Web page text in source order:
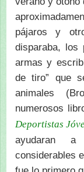
pájaros y
disparaba, los
armas y
de tiro” que
animales
numerosos
Deportistas
ayudaran
considerables